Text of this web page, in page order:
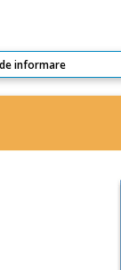
informare